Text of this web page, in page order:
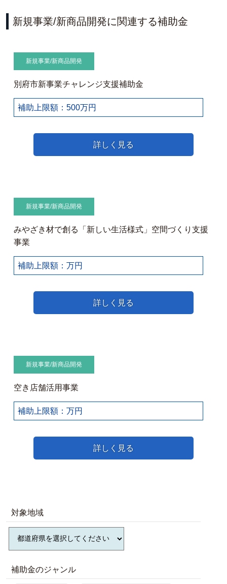
新規事業/新商品開発に関連する補助金
新規事業/新商品開発
別府市新事業チャレンジ支援補助金
補助上限額：500万円
詳しく見る
新規事業/新商品開発
みやざき材で創る「新しい生活様式」空間づくり支援
事業
補助上限額：万円
詳しく見る
新規事業/新商品開発
空き店舗活用事業
補助上限額：万円
詳しく見る
対象地域
補助金のジャンル